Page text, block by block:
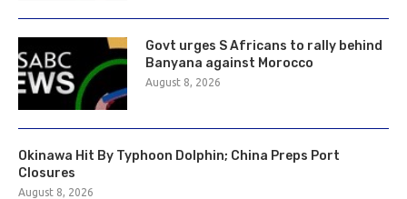
Govt urges S Africans to rally behind
Banyana against Morocco
August 8, 2026
Okinawa Hit By Typhoon Dolphin; China Preps Port
Closures
August 8, 2026